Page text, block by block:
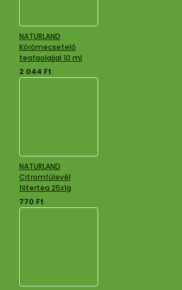
NATURLAND
Körömecsetelő
teafaolajjal 10 ml
2 044 Ft
NATURLAND
Citromfűlevél
filtertea 25x1g
770 Ft